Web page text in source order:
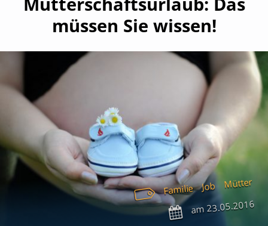
müssen Sie wissen!
Familie Job Mütter
am23.05.2016